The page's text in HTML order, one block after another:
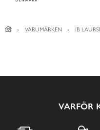
VARUMÄRKEN IB
VARFÖR